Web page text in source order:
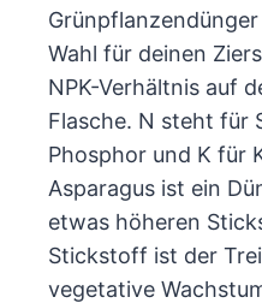
Wahl für deinen
NPK-Verhältnis auf
Flasche. N steht für
Phosphor und K für
Asparagus ist ein
etwas höheren
Stickstoff ist der
vegetative